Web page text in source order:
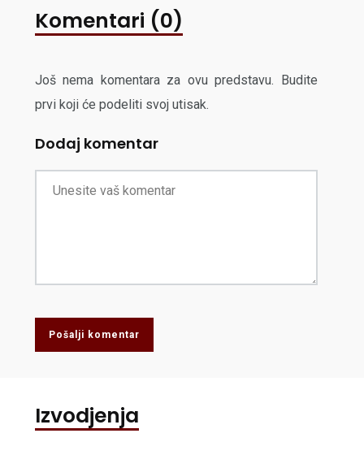
Komentari (0)
Još nema komentara za ovu predstavu. Budite
prvi koji će podeliti svoj utisak.
Dodaj komentar
Pošalji komentar
Izvodjenja